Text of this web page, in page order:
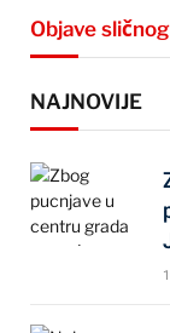
Objave
NAJNOVIJE